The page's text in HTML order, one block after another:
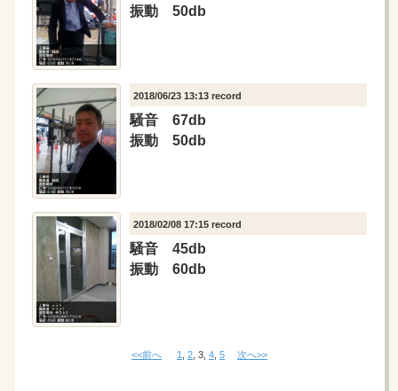
振動 50db
2018/06/23 13:13 record
騒音 67db
振動 50db
2018/02/08 17:15 record
騒音 45db
振動 60db
<<前へ 1 2 3 4 5 次へ>>